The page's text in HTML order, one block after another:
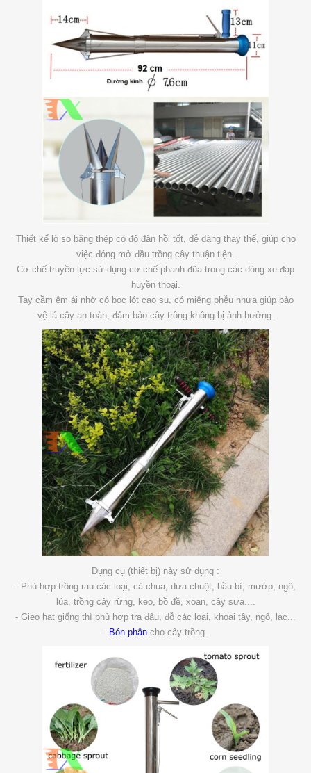
Thiết kế lò so bằng thép có độ đàn hồi tốt, dễ dàng thay thế, giúp cho
việc đóng mở đầu trồng cây thuận tiện.
Cơ chế truyền lực sử dụng cơ chế phanh đũa trong các dòng xe đạp
huyền thoại.
Tay cầm êm ái nhờ có bọc lót cao su, có miệng phễu nhựa giúp bảo
vệ lá cây an toàn, đảm bảo cây trồng không bị ảnh hưởng.
Dụng cụ (thiết bị) này sử dụng :
- Phù hợp trồng rau các loại, cà chua, dưa chuột, bầu bí, mướp, ngô,
lúa, trồng cây rừng, keo, bồ đề, xoan, cây sưa....
- Gieo hạt giống thì phù hợp tra đậu, đỗ các loại, khoai tây, ngô, lạc...
- Bón phân cho cây trồng.